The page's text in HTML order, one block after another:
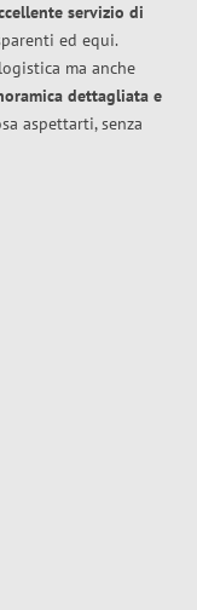
servizio di
ed equi.
ma anche
dettagliata e
aspettarti, senza